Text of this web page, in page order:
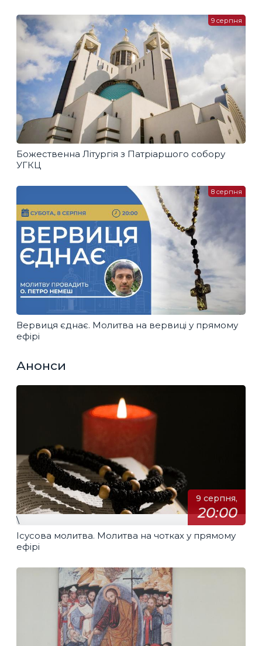
Божественна Літургія з Патріаршого собору
УГКЦ
9 серпня
Вервиця єднає. Молитва на вервиці у прямому
ефірі
8 серпня
Анонси
9 серпня,
20:00
\
Ісусова молитва. Молитва на чотках у прямому
ефірі